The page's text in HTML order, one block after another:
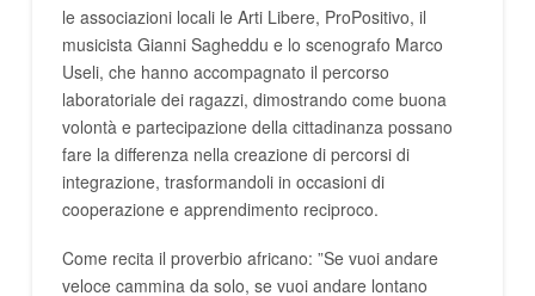
le associazioni locali le Arti Libere, ProPositivo, il
musicista Gianni Sagheddu e lo scenografo Marco
Useli, che hanno accompagnato il percorso
laboratoriale dei ragazzi, dimostrando come buona
volontà e partecipazione della cittadinanza possano
fare la differenza nella creazione di percorsi di
integrazione, trasformandoli in occasioni di
cooperazione e apprendimento reciproco.
Come recita il proverbio africano: ”Se vuoi andare
veloce cammina da solo, se vuoi andare lontano